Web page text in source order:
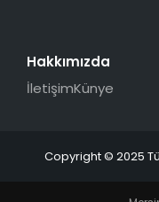
Hakkımızda
İletişimKünye
Copyright © 2025